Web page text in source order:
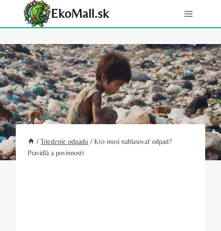
EkoMall.sk
/ Triedenie odpadu / Kto musí nahlasovať odpad?
Pravidlá a povinnosti